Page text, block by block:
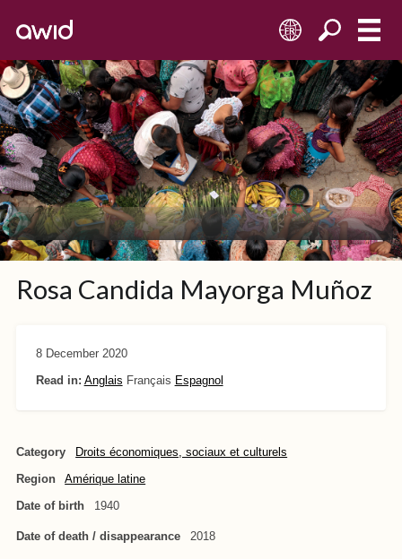
FR
Rosa Candida Mayorga Muñoz
8 December 2020
Read in: Anglais Français Espagnol
Category Droits économiques, sociaux et culturels
Region Amérique latine
Date of birth 1940
Date of death / disappearance 2018